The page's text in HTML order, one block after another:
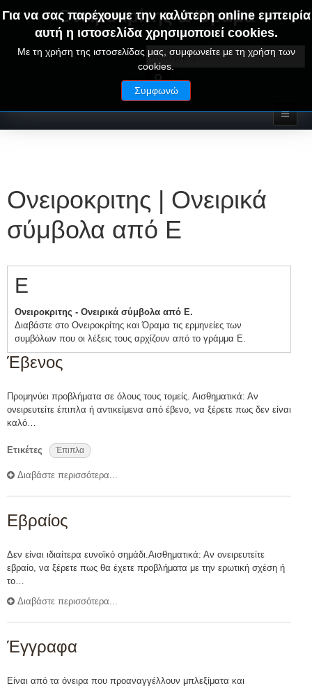
Ονειροκρίτης & Όραμα
ΟΝΕΙΡΑ ΕΡΜΗΝΕΙΕΣ - ΑΛΦΑΒΗΤΙΚΟΣ ΟΝΕΙΡΟΚΡΙΤΗΣ
Για να σας παρέχουμε την καλύτερη online εμπειρία
αυτή η ιστοσελίδα χρησιμοποιεί cookies.
Με τη χρήση της ιστοσελίδας μας, συμφωνείτε με τη χρήση των
cookies.
Συμφωνώ
Ονειροκριτης | Ονειρικά
σύμβολα από Ε
Ε
Ονειροκριτης - Ονειρικά σύμβολα από Ε.
Διαβάστε στο Ονειροκρίτης και Όραμα τις ερμηνείες των
συμβόλων που οι λέξεις τους αρχίζουν από το γράμμα Ε.
Έβενος
Προμηνύει προβλήματα σε όλους τους τομείς. Αισθηματικά: Αν
ονειρευτείτε έπιπλα ή αντικείμενα από έβενο, να ξέρετε πως δεν είναι
καλό…
Ετικέτες Έπιπλα
Διαβάστε περισσότερα...
Εβραίος
Δεν είναι ιδιαίτερα ευνοϊκό σημάδι.Αισθηματικά: Αν ονειρευτείτε
εβραίο, να ξέρετε πως θα έχετε προβλήματα με την ερωτική σχέση ή
το…
Διαβάστε περισσότερα...
Έγγραφα
Είναι από τα όνειρα που προαναγγέλλουν μπλεξίματα και